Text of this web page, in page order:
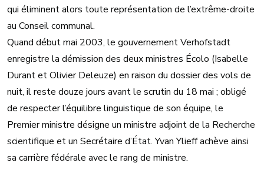
qui éliminent alors toute représentation de l’extrême-droite
au Conseil communal.
Quand début mai 2003, le gouvernement Verhofstadt
enregistre la démission des deux ministres Écolo (Isabelle
Durant et Olivier Deleuze) en raison du dossier des vols de
nuit, il reste douze jours avant le scrutin du 18 mai ; obligé
de respecter l’équilibre linguistique de son équipe, le
Premier ministre désigne un ministre adjoint de la Recherche
scientifique et un Secrétaire d’État. Yvan Ylieff achève ainsi
sa carrière fédérale avec le rang de ministre.